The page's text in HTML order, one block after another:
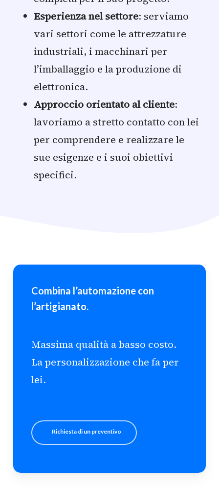
Esperienza nel settore: serviamo
vari settori come le attrezzature
industriali, i macchinari per
l’imballaggio e la produzione di
elettronica.
Approccio orientato al cliente:
lavoriamo a stretto contatto con lei
per comprendere e realizzare le
sue esigenze e i suoi obiettivi
specifici.
Combina l’automazione con
l’artigianato.
Massima qualità a basso costo.
La personalizzazione che fa per
lei.
Richiesta di un preventivo